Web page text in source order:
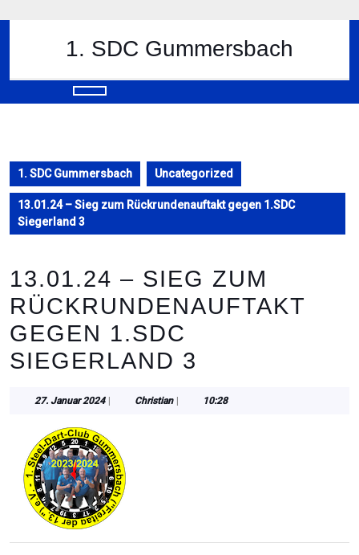
to
1. SDC Gummersbach
Button
1. SDC Gummersbach Uncategorized
13.01.24 – Sieg zum Rückrundenauftakt gegen 1.SDC
Siegerland 3
13.01.24 – SIEG ZUM
RÜCKRUNDENAUFTAKT
GEGEN 1.SDC
SIEGERLAND 3
27. Januar 202427.
ChristianChristian10:28